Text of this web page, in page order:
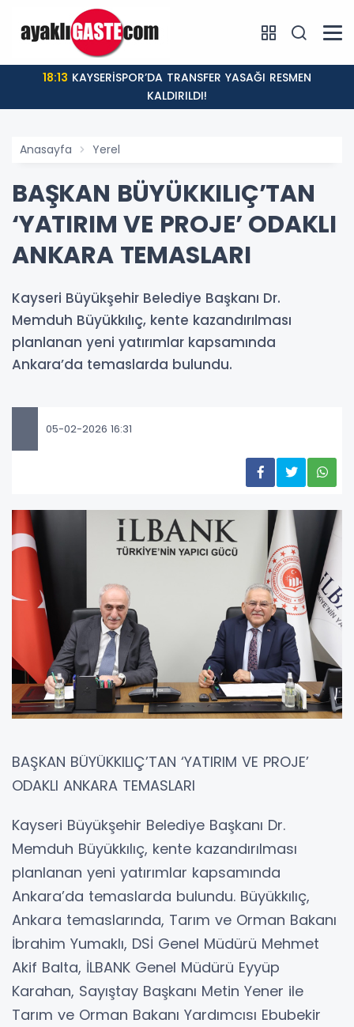
18:13
KALDIRILDI!
Anasayfa Yerel
BAŞKAN BÜYÜKKILIÇ’TAN
‘YATIRIM VE PROJE’ ODAKLI
ANKARA TEMASLARI
Kayseri Büyükşehir Belediye Başkanı Dr.
Memduh Büyükkılıç, kente kazandırılması
planlanan yeni yatırımlar kapsamında
Ankara’da temaslarda bulundu.
05-02-2026 16:31
BAŞKAN BÜYÜKKILIÇ’TAN ‘YATIRIM VE PROJE’
ODAKLI ANKARA TEMASLARI
Kayseri Büyükşehir Belediye Başkanı Dr.
Memduh Büyükkılıç, kente kazandırılması
planlanan yeni yatırımlar kapsamında
Ankara’da temaslarda bulundu. Büyükkılıç,
Ankara temaslarında, Tarım ve Orman Bakanı
İbrahim Yumaklı, DSİ Genel Müdürü Mehmet
Akif Balta, İLBANK Genel Müdürü Eyyüp
Karahan, Sayıştay Başkanı Metin Yener ile
Tarım ve Orman Bakanı Yardımcısı Ebubekir